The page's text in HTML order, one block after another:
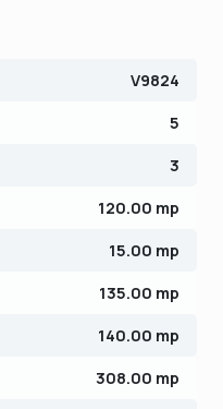
electric, apa, gaz,
cum urmeaza:
in limita unui buget
V9824
5
3
120.00 mp
15.00 mp
135.00 mp
140.00 mp
308.00 mp